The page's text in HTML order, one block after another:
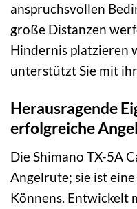
anspruchsvollen
große Distanzen
Hindernis platzieren
unterstützt Sie mit
Herausragende
erfolgreiche
Die Shimano TX-5A
Angelrute; sie ist
Könnens. Entwickelt